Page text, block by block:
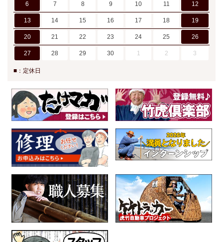
6 7 8 9 10 11 12
13 14 15 16 17 18 19
20 21 22 23 24 25 26
27 28 29 30 1 2 3
■：定休日